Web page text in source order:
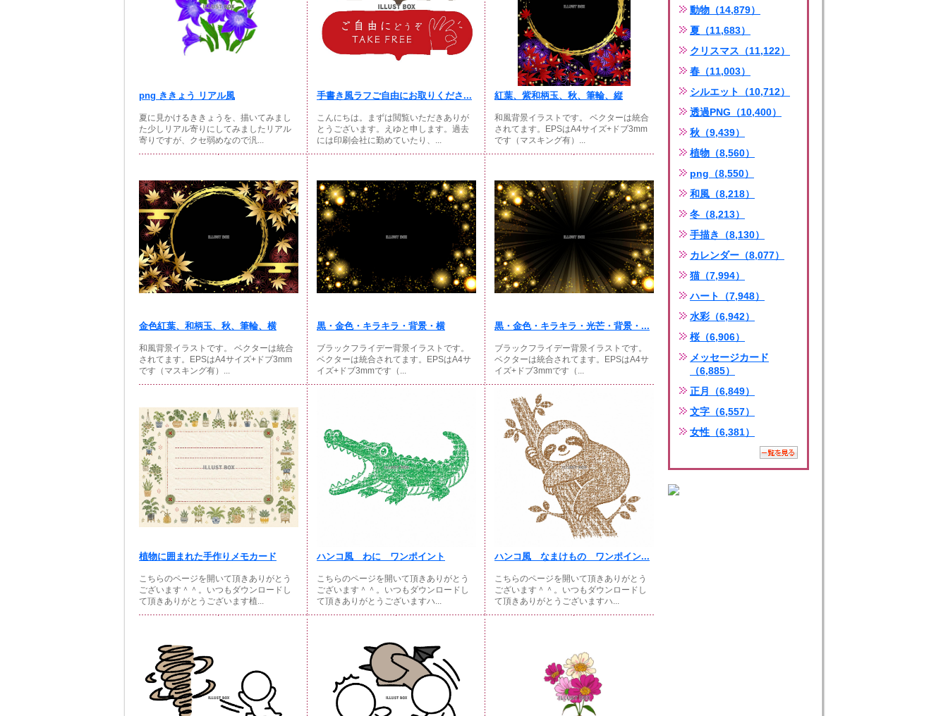
png ききょう リアル風
夏に見かけるききょうを、描いてみまし
た少しリアル寄りにしてみましたリアル
寄りですが、クセ弱めなので汎...
手書き風ラフご自由にお取りくださ...
こんにちは。まずは閲覧いただきありが
とうございます。えゆと申します。過去
には印刷会社に勤めていたり、...
紅葉、紫和柄玉、秋、筆輪、縦
和風背景イラストです。 ベクターは統合
されてます。EPSはA4サイズ+ドブ3mm
です（マスキング有）...
金色紅葉、和柄玉、秋、筆輪、横
和風背景イラストです。 ベクターは統合
されてます。EPSはA4サイズ+ドブ3mm
です（マスキング有）...
黒・金色・キラキラ・背景・横
ブラックフライデー背景イラストです。
ベクターは統合されてます。EPSはA4サ
イズ+ドブ3mmです（...
黒・金色・キラキラ・光芒・背景・...
ブラックフライデー背景イラストです。
ベクターは統合されてます。EPSはA4サ
イズ+ドブ3mmです（...
植物に囲まれた手作りメモカード
こちらのページを開いて頂きありがとう
ございます＾＾。いつもダウンロードし
て頂きありがとうございます植...
ハンコ風 わに ワンポイント
こちらのページを開いて頂きありがとう
ございます＾＾。いつもダウンロードし
て頂きありがとうございますハ...
ハンコ風 なまけもの ワンポイン...
こちらのページを開いて頂きありがとう
ございます＾＾。いつもダウンロードし
て頂きありがとうございますハ...
動物（14,879）
夏（11,683）
クリスマス（11,122）
春（11,003）
シルエット（10,712）
透過PNG（10,400）
秋（9,439）
植物（8,560）
png（8,550）
和風（8,218）
冬（8,213）
手描き（8,130）
カレンダー（8,077）
猫（7,994）
ハート（7,948）
水彩（6,942）
桜（6,906）
メッセージカード
（6,885）
正月（6,849）
文字（6,557）
女性（6,381）